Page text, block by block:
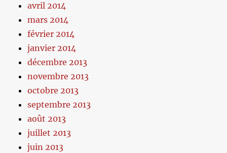
avril 2014
mars 2014
février 2014
janvier 2014
décembre 2013
novembre 2013
octobre 2013
septembre 2013
août 2013
juillet 2013
juin 2013